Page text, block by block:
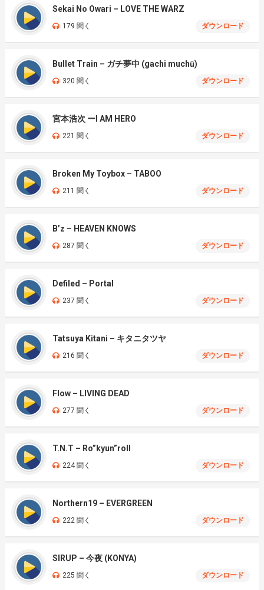
Sekai No Owari – LOVE THE WARZ
179 聞く ダウンロード
Bullet Train – ガチ夢中 (gachi muchū)
320 聞く ダウンロード
宮本浩次 ーI AM HERO
221 聞く ダウンロード
Broken My Toybox – TABOO
211 聞く ダウンロード
B’z – HEAVEN KNOWS
287 聞く ダウンロード
Defiled – Portal
237 聞く ダウンロード
Tatsuya Kitani – キタニタツヤ
216 聞く ダウンロード
Flow – LIVING DEAD
277 聞く ダウンロード
T.N.T – Ro”kyun”roll
224 聞く ダウンロード
Northern19 – EVERGREEN
222 聞く ダウンロード
SIRUP – 今夜 (KONYA)
225 聞く ダウンロード